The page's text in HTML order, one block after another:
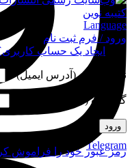
Telegram
Language
ورود / فرم ثبت نام
ورود
ایجاد یک حساب
نام کاربری (آدرس ایمیل)
گذرواژه (شماره موبایل)
ورود
رمز عبور خود را فراموش